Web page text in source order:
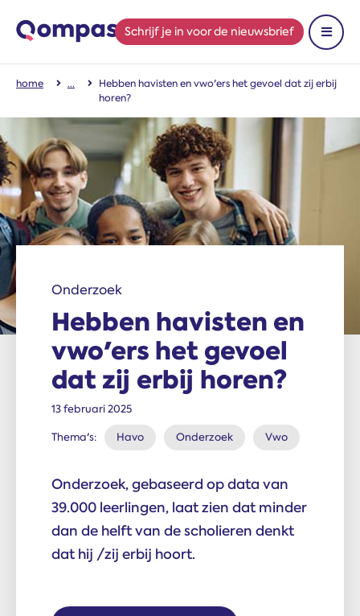
Schrijf je in voor de nieuwsbrief
Toon
home
Hebben havisten en vwo'ers het gevoel dat zij erbij
horen?
Onderzoek
Hebben havisten en
vwo'ers het gevoel
dat zij erbij horen?
13 februari 2025
Thema's: Havo Onderzoek Vwo
Onderzoek, gebaseerd op data van
39.000 leerlingen, laat zien dat minder
dan de helft van de scholieren denkt
dat hij /zij erbij hoort.